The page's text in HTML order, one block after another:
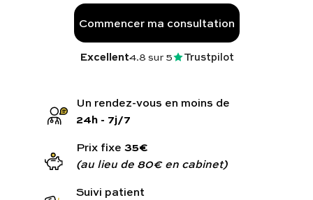
Programmes digitaux
Comment ça marche ?
Prenez soin de vous :
Commencer ma consultation
Excellent4.8sur 5 Trustpilot
24h - 7j/7
Prix fixe 35€
(au lieu de 80€ en cabinet)
Suivi patient